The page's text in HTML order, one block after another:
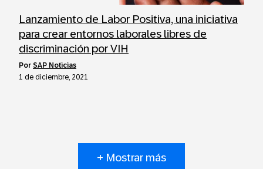
Lanzamiento de Labor Positiva, una iniciativa
para crear entornos laborales libres de
discriminación por VIH
por SAP Noticias
1 de diciembre, 2021
+ Mostrar más